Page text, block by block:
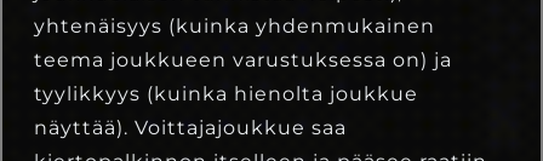
yhtenäisyys (kuinka yhdenmukainen
teema joukkueen varustuksessa on) ja
tyylikkyys (kuinka hienolta joukkue
näyttää). Voittajajoukkue saa